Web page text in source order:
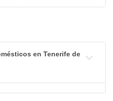
en Tenerife de